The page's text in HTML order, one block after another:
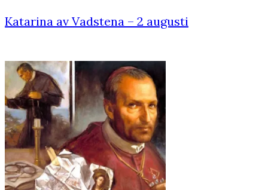
Katarina av Vadstena – 2 augusti